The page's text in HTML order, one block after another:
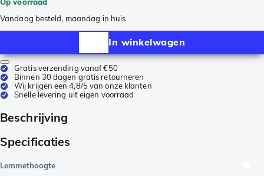
Vandaag besteld, maandag in huis
In winkelwagen
Gratis verzending vanaf €50
Binnen 30 dagen gratis retourneren
Wij krijgen een 4,8/5 van onze klanten
Snelle levering uit eigen voorraad
Beschrijving
Specificaties
Lemmethoogte